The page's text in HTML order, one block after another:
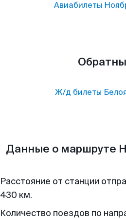
Авиабилеты
Ж/д билеты
Данные о маршруте
Расстояние от станции
430 км.
Количество поездов по